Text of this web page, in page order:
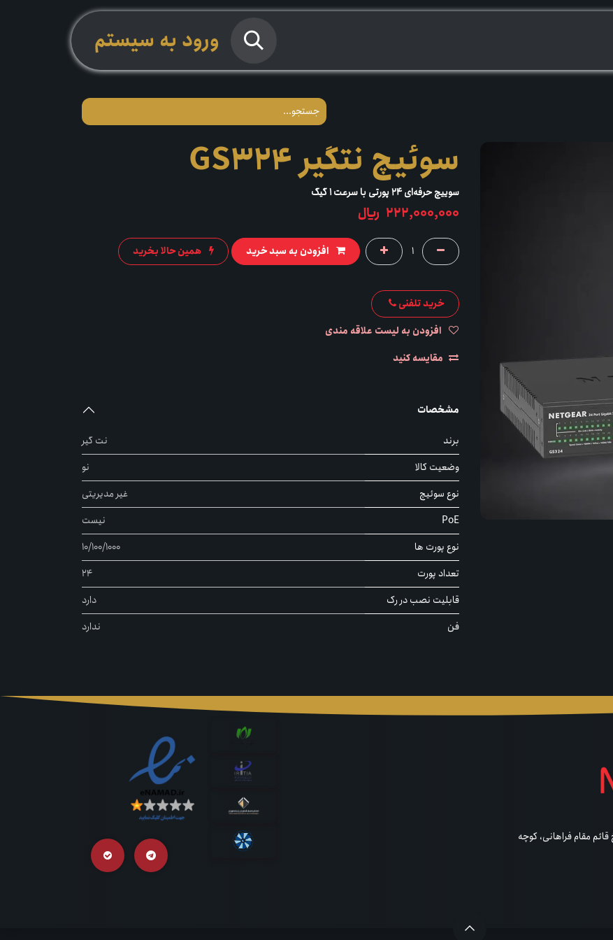
ورود به سیستم
سوئیچ نتگیر GS324
سوییچ حرفه‌ای ۲۴ پورتی با سرعت ۱ گیگ
222,000,000 ﷼
افزودن به سبد خرید همین حالا بخرید
خرید تلفنی
مقایسه کنید
مشخصات
برند
نت گیر
وضعیت کالا
نو
نوع سوئیچ
غیر مدیریتی
PoE
نیست
نوع پورت ها
10/100/1000
تعداد پورت
24
قابلیت نصب در رک
دارد
فن
ندارد
مقام فراهانی، کوچه